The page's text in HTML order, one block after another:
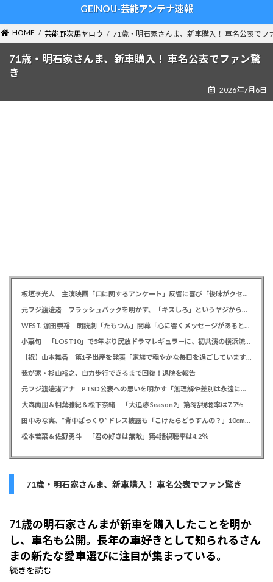
ン
ツ
ー
シ
GEINOU-芸能アンテナ速報
HOME 芸能野次馬ヤロウ 71歳・明石家さんま、新車購入！ 車名公表でフ
71歳・明石家さんま、新車購入！ 車名公表でファン驚
き
2026年7月6日
板垣李光人 主演映画「口に関するアンケート」反響に喜び「後味がクセになる、と」
元フジ渡邊渚 フラッシュバックを明かす、「キスしろ」というヤジからパニックに… 「1人の人間の人生に、当たり前の生活を奪った人が全て悪い」
WEST. 濵田崇裕 朗読劇「たもつん」開幕「心に響くメッセージがあると感じています」
小栗旬 「LOST10」で5年ぶり民放ドラマレギュラーに、初共演の横浜流星とバディ役「もう最高です」
【祝】山本舞香 第1子出産を発表「家族で穏やかな毎日を過ごしています」、夫はマイファスHiro
我が家・杉山裕之、自力歩行できるまで回復！退院を報告
元フジ渡邊渚アナ PTSD公表への思いを明かす「無理解や差別は永遠に変わらない」「同じ病気になったことのない人間にはわからない」
大森南朋＆相葉雅紀＆松下奈緒 「大追跡 Season2」第3話視聴率は7.7％
田中みな実、“背中ぱっくり”ドレス披露も「こけたらどうすんの？」10cm超ヒールに心配の声寄せられる
松本若菜＆佐野勇斗 「君の好きは無敵」第4話視聴率は4.2％
71歳・明石家さんま、新車購入！ 車名公表でファン驚き
71歳の明石家さんまが新車を購入したことを明か
し、車名も公開。長年の車好きとして知られるさん
まの新たな愛車選びに注目が集まっている。
続きを読む